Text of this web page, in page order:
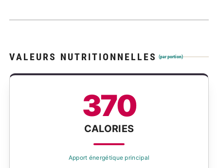
VALEURS NUTRITIONNELLES (par portion)
370
CALORIES
Apport énergétique principal